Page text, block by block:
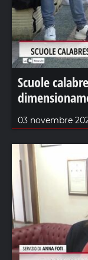
Scuole
03 novembre